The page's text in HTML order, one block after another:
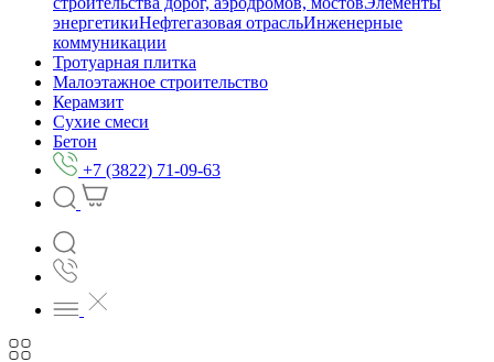
энергетикиНефтегазовая отрасльИнженерные
коммуникации
Тротуарная плитка
Малоэтажное строительство
Керамзит
Сухие смеси
Бетон
+7 (3822) 71-09-63